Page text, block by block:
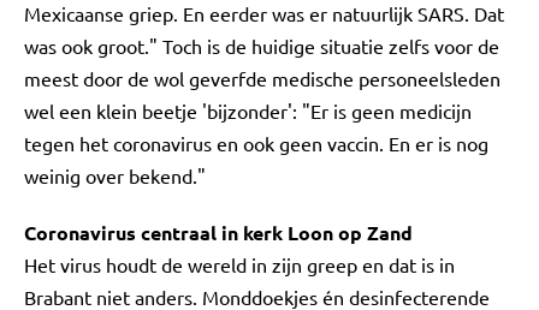
Mexicaanse griep. En eerder was er natuurlijk SARS. Dat
was ook groot." Toch is de huidige situatie zelfs voor de
meest door de wol geverfde medische personeelsleden
wel een klein beetje 'bijzonder': "Er is geen medicijn
tegen het coronavirus en ook geen vaccin. En er is nog
weinig over bekend."
Coronavirus centraal in kerk Loon op Zand
Het virus houdt de wereld in zijn greep en dat is in
Brabant niet anders. Monddoekjes én desinfecterende